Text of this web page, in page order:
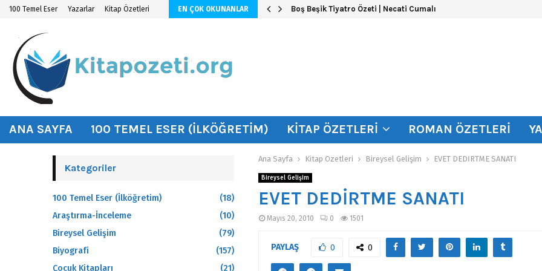
100 Temel Eser Yazarlar Kitap Özetleri EN ÇOK OKUNANLAR
ÖZETİ Boş Beşik Tiyatro Özeti | Necati Cumalı
ANA SAYFA 100 TEMEL ESER (İLKÖĞRETIM) KITAP ÖZETLERI ROMAN ÖZETLERI
Ana Sayfa Kitap Özetleri Bireysel Gelişim EVET DEDİRTME SANATI
Bireysel Gelişim
EVET DEDİRTME SANATI
Mayıs 20, 2010 0 1501
PAYLAŞ 0 0
Kategoriler
100 Temel Eser (İlköğretim)
(18)
Araştırma-İnceleme
(10)
Bireysel Gelişim
(79)
Biyografi
(157)
Çocuk Kitapları
(21)